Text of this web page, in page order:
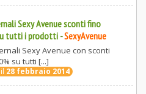
Sexy Avenue sconti fino
tutti i prodotti-SexyAvenue
Sexy Avenue con sconti
su tutti [...]
28 febbraio 2014